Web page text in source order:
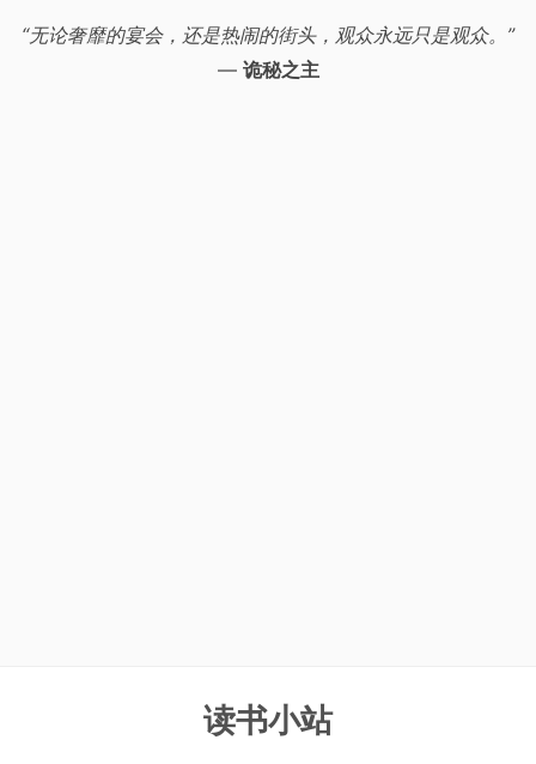
“无论奢靡的宴会，还是热闹的街头，观众永远只是观众。”
— 诡秘之主
读书小站